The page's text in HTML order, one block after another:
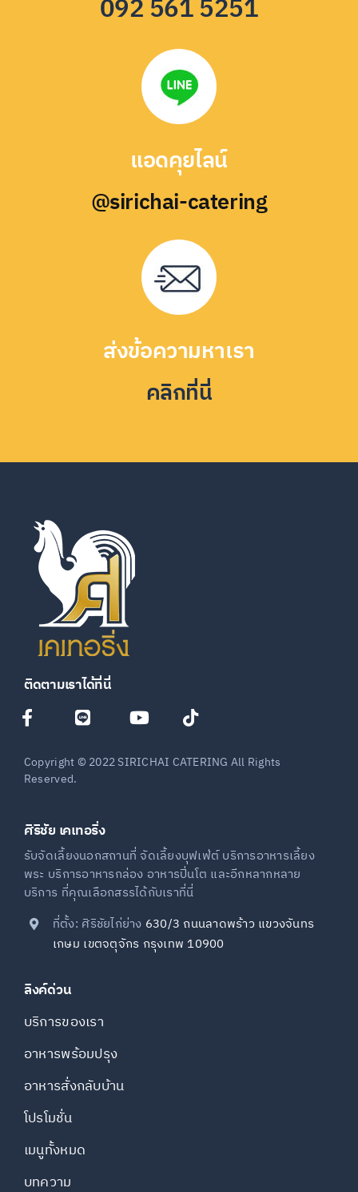
092 561 5251
แอดคุยไลน์
@sirichai-catering
ส่งข้อความหาเรา
คลิกที่นี่
ติดตามเราได้ที่นี่
Copyright © 2022 SIRICHAI CATERING All Rights
Reserved.
ศิริชัย เคเทอริ่ง
รับจัดเลี้ยงนอกสถานที่ จัดเลี้ยงบุฟเฟ่ต์ บริการอาหารเลี้ยง
พระ บริการอาหารกล่อง อาหารปิ่นโต และอีกหลากหลาย
บริการ ที่คุณเลือกสรรได้กับเราที่นี่
ที่ตั้ง: ศิริชัยไก่ย่าง 630/3 ถนนลาดพร้าว แขวงจันทร
เกษม เขตจตุจักร กรุงเทพ 10900
ลิงค์ด่วน
บริการของเรา
อาหารพร้อมปรุง
อาหารสั่งกลับบ้าน
โปรโมชั่น
เมนูทั้งหมด
บทความ